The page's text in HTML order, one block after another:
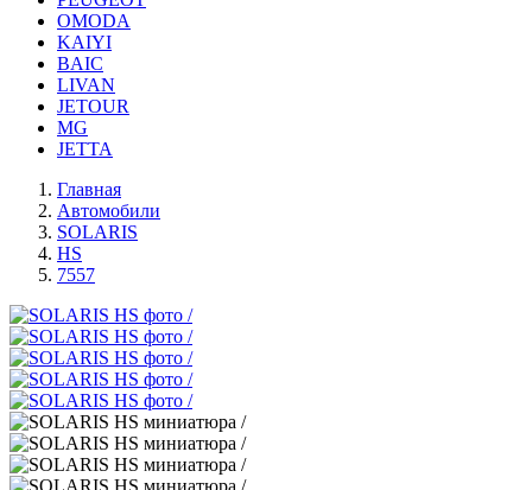
OMODA
KAIYI
BAIC
LIVAN
JETOUR
MG
JETTA
Главная
Автомобили
SOLARIS
HS
7557